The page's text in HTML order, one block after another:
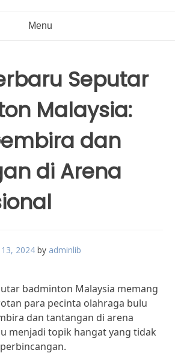
Menu
Seputar
Malaysia:
dan
di Arena
2024 by adminlib
badminton Malaysia memang
para pecinta olahraga bulu
dan tantangan di arena
menjadi topik hangat yang tidak